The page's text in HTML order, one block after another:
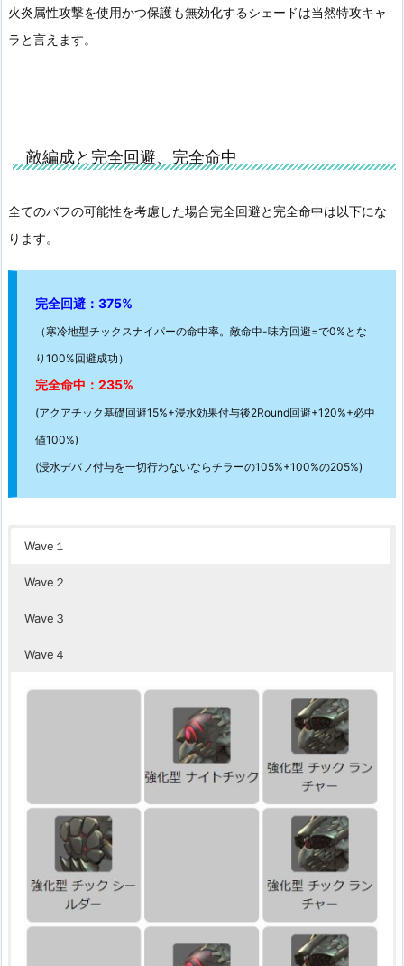
火炎属性攻撃を使用かつ保護も無効化するシェードは当然特攻キャ
ラと言えます。
敵編成と完全回避、完全命中
全てのバフの可能性を考慮した場合完全回避と完全命中は以下にな
ります。
完全回避：375%
（寒冷地型チックスナイパーの命中率。敵命中-味方回避=で0%とな
り100%回避成功）
完全命中：235%
(アクアチック基礎回避15%+浸水効果付与後2Round回避+120%+必中
値100%)
(浸水デバフ付与を一切行わないならチラーの105%+100%の205%)
Wave１
Wave２
Wave３
Wave４